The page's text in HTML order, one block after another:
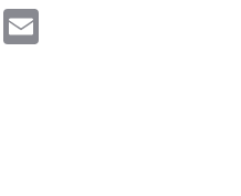
WhatsApp